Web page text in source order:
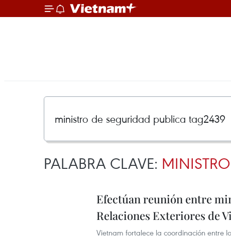
PALABRA CLAVE:
Efectúan reunión entre
Relaciones Exteriores de
Vietnam fortalece la coordinación entre